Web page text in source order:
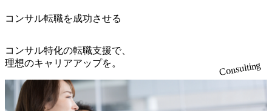
報 (https://www.xspear.co.jp/member/)一部抜粋 - 伊勢山 昇吾氏:
業界で新規事業戦略、成長戦略、PMI推進、業務改革等の幅
広いプロジェクトに従事 - 鈴木健仁氏：新卒でベイカレン
トに入社し最年少ディレクターを経てXspearに参画 - 梶田
威人氏：BCG出身。金融業界における戦略策定、DX戦略立
案、人事組織テーマに強みを持ち、メディア・エンタメ業
界においてはDX戦略立案、NFT等の新規事業立案を得意と
み実践に強くなるための「プレゼン研修」、自社キャリア
アドバイザーによる自身のキャリア構築をめざす「キャリ
スタイム制度を実施しており、月単位の決められた労働時
間の範囲内で、出社・退社の時刻を社員の自己裁量に委
ね、ワークライフバランスを図りながら効率的に働くこと
ができる 【休日】 土日祝休みの完全週休2日制 2025年度の
年間休日は125日（GW8日、夏季9日、年末年始9日） 有給
コンサル転職を成功させる
コンサル特化の転職支援で、
理想のキャリアアップを。
Consulting